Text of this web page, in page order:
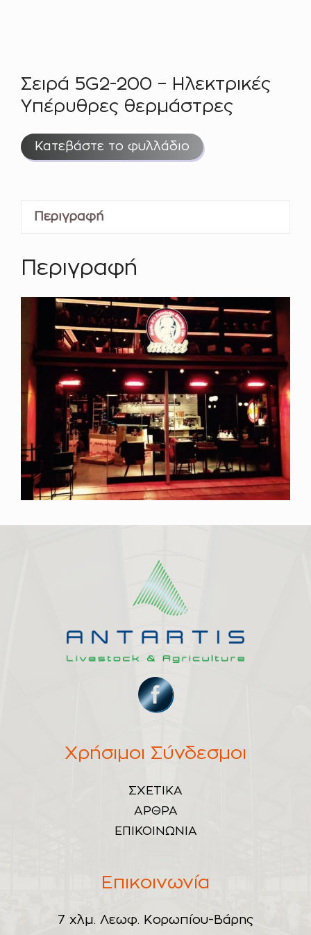
Σειρά 5G2-200 – Ηλεκτρικές
Υπέρυθρες θερμάστρες
Κατεβάστε το φυλλάδιο
Περιγραφή
Περιγραφή
Χρήσιμοι Σύνδεσμοι
ΣΧΕΤΙΚΑ
ΑΡΘΡΑ
ΕΠΙΚΟΙΝΩΝΙΑ
Επικοινωνία
7 χλμ. Λεωφ. Κορωπίου-Βάρης